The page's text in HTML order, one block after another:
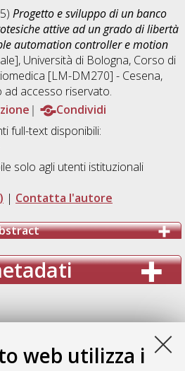
web utilizza i
Progetto e sviluppo di un banco
attive ad un grado di libertà
automation controller e motion
Università di Bologna, Corso di
[LM-DM270] - Cesena,
ad accesso riservato.
Condividi
full-text disponibili:
solo agli utenti istituzionali
| Contatta l'autore